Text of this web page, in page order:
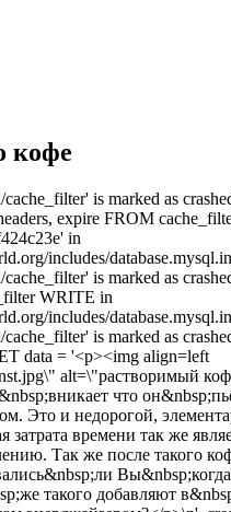
кофе
is marked as
expire FROM
in
includes/
is marked as
WRITE in
includes/
is marked as
data = '<p><img align=left
alt=\"растворимый
что
Это и недорогой,
времени так же
Так же после такого
такого добавляют